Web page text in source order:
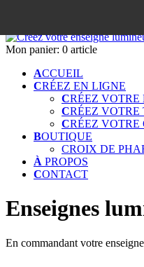
Mon panier: 0 article
ACCUEIL
CRÉEZ EN LIGNE
CRÉEZ VOTRE
CRÉEZ VOTRE
CRÉEZ VOTRE
BOUTIQUE
CROIX DE
À PROPOS
CONTACT
Enseignes
En commandant votre